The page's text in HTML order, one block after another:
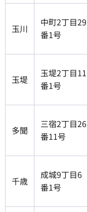
玉川
中町2丁目29
番1号
玉堤
玉堤2丁目11
番1号
多聞
三宿2丁目26
番11号
千歳
成城9丁目6
番1号